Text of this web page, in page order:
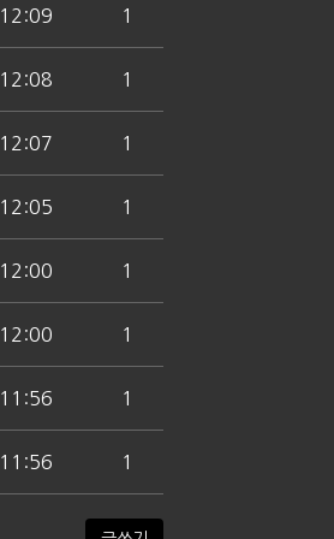
12:09 1
12:08 1
12:07 1
12:05 1
12:00 1
12:00 1
11:56 1
11:56 1